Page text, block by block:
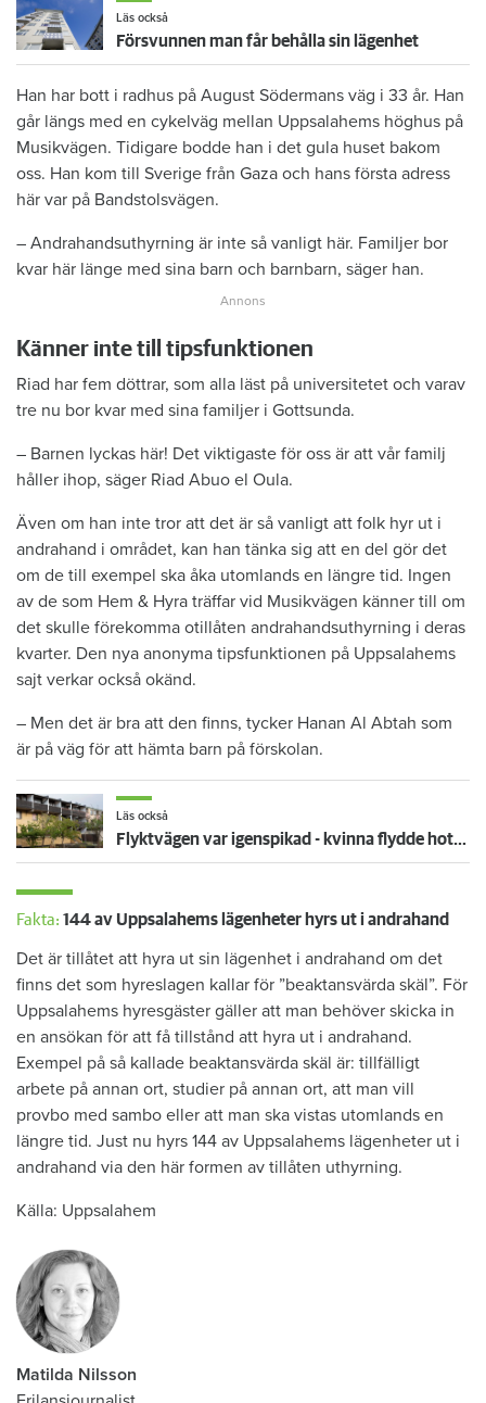
Läs också
Försvunnen man får behålla sin lägenhet
Han har bott i radhus på August Södermans väg i 33 år. Han
går längs med en cykelväg mellan Uppsalahems höghus på
Musikvägen. Tidigare bodde han i det gula huset bakom
oss. Han kom till Sverige från Gaza och hans första adress
här var på Bandstolsvägen.
– Andrahandsuthyrning är inte så vanligt här. Familjer bor
kvar här länge med sina barn och barnbarn, säger han.
Känner inte till tipsfunktionen
Riad har fem döttrar, som alla läst på universitetet och varav
tre nu bor kvar med sina familjer i Gottsunda.
– Barnen lyckas här! Det viktigaste för oss är att vår familj
håller ihop, säger Riad Abuo el Oula.
Även om han inte tror att det är så vanligt att folk hyr ut i
andrahand i området, kan han tänka sig att en del gör det
om de till exempel ska åka utomlands en längre tid. Ingen
av de som Hem & Hyra träffar vid Musikvägen känner till om
det skulle förekomma otillåten andrahandsuthyrning i deras
kvarter. Den nya anonyma tipsfunktionen på Uppsalahems
sajt verkar också okänd.
– Men det är bra att den finns, tycker Hanan Al Abtah som
är på väg för att hämta barn på förskolan.
Läs också
Flyktvägen var igenspikad - kvinna flydde hotfull man och föll från balkong
Fakta: 144 av Uppsalahems lägenheter hyrs ut i andrahand
Det är tillåtet att hyra ut sin lägenhet i andrahand om det
finns det som hyreslagen kallar för ”beaktansvärda skäl”. För
Uppsalahems hyresgäster gäller att man behöver skicka in
en ansökan för att få tillstånd att hyra ut i andrahand.
Exempel på så kallade beaktansvärda skäl är: tillfälligt
arbete på annan ort, studier på annan ort, att man vill
provbo med sambo eller att man ska vistas utomlands en
längre tid. Just nu hyrs 144 av Uppsalahems lägenheter ut i
andrahand via den här formen av tillåten uthyrning.
Källa: Uppsalahem
Matilda Nilsson